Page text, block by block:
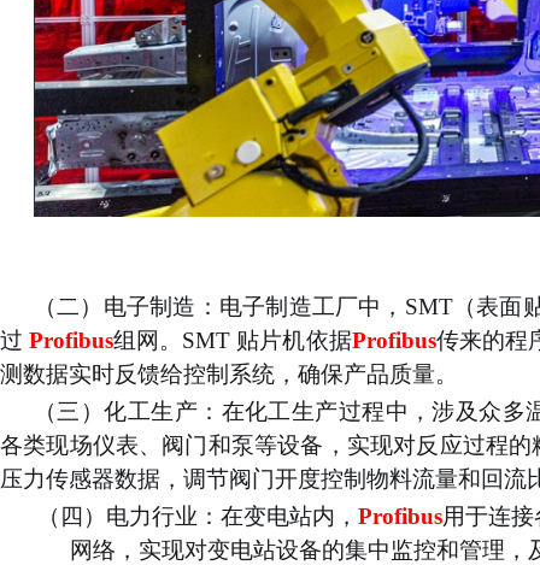
（二） 电子制造：电子制造工厂中， SMT（表面
过Profibus组网。 SMT 贴片机依据Profibus传来的程
测数据实时反馈给控制系统，确保产品质量。
（三）化工生产： 在化工生产过程中，涉及众多
各类现场仪表、阀门和泵等设备，实现对反应过程
压力传感器数据，调节阀门开度控制物料流量和回流
（四） 电力行业 ： 在变电站内， Profibus用于连接
网络，实现对变电站设备的集中监控和管理